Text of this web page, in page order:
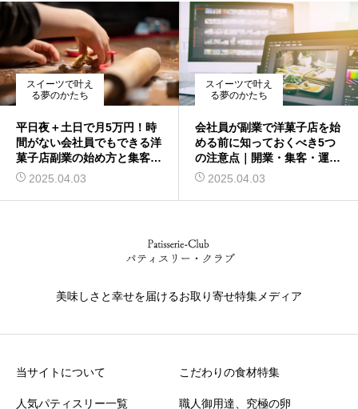
スイーツで叶え
る夢のかたち
平日夜＋土日で月5万円！時
間がない会社員でもできる洋
菓子店副業の始め方と集客方
法 2025.04.03
スイーツで叶え
る夢のかたち
会社員が副業で洋菓子店を始
める前に知っておくべき5つ
の注意点｜開業・集客・運営
の方法も紹介
2025.04.03
美味しさと幸せを届けるお取り寄せ特集メディア
当サイトについて
人気パティスリー一覧
こだわりの食材特集
職人御用達、究極の卵